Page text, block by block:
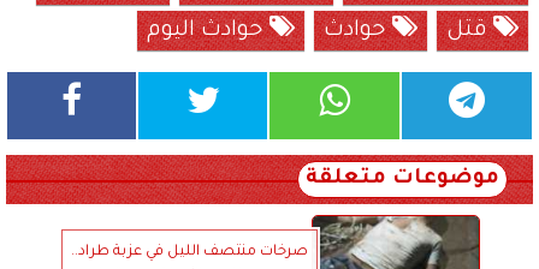
قتل
حوادث حوادث اليوم
موضوعات متعلقة
صرخات منتصف الليل في عزبة طراد..